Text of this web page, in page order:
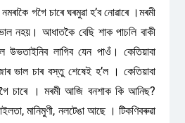
গগৈ চাৰে ঘৰমুৱা হ’ব নোৱাৰে ।মৰমী
নহয়। আধাতকৈ বেছি শাক পাচলি বাকী
লাগিব যেন পাওঁ। কেতিয়াবা
ভাল চাৰ বস্তু শেষেই হ’ল । কেতিয়াবা
চাৰে । মৰমী আজি বনশাক কি আনিছ?
মানিমুণী, নলটেঙা আছে । টিকণিবৰুৱা